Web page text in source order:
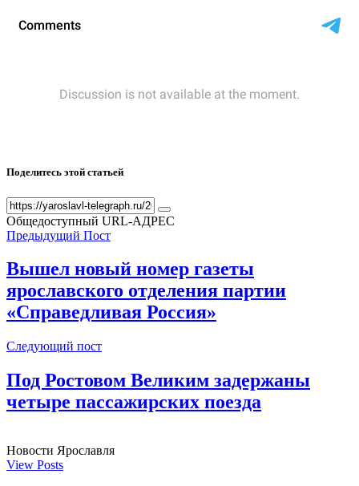
Поделитесь этой статьей
Общедоступный URL-АДРЕС
Предыдущий Пост
Вышел новый номер газеты
ярославского отделения партии
«Справедливая Россия»
Следующий пост
Под Ростовом Великим задержаны
четыре пассажирских поезда
Новости Ярославля
View Posts